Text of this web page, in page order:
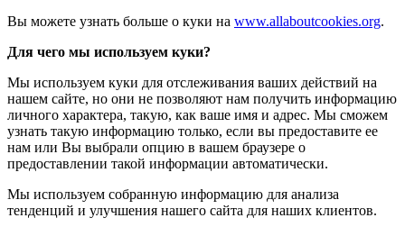
Вы можете узнать больше о куки на www.allaboutcookies.org.
Для чего мы используем куки?
Мы используем куки для отслеживания ваших действий на
нашем сайте, но они не позволяют нам получить информацию
личного характера, такую, как ваше имя и адрес. Мы сможем
узнать такую информацию только, если вы предоставите ее
нам или Вы выбрали опцию в вашем браузере о
предоставлении такой информации автоматически.
Мы используем собранную информацию для анализа
тенденций и улучшения нашего сайта для наших клиентов.